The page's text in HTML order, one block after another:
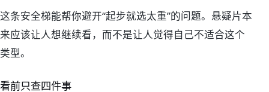
这条安全梯能帮你避开“起步就选太重”的问题。悬疑片本
来应该让人想继续看，而不是让人觉得自己不适合这个
类型。
看前只查四件事